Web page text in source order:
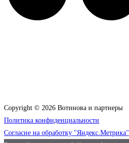
Copyright © 2026 Вотинова и партнеры
Политика конфиденциальности
Согласие на обработку "Яндекс.Метрика"